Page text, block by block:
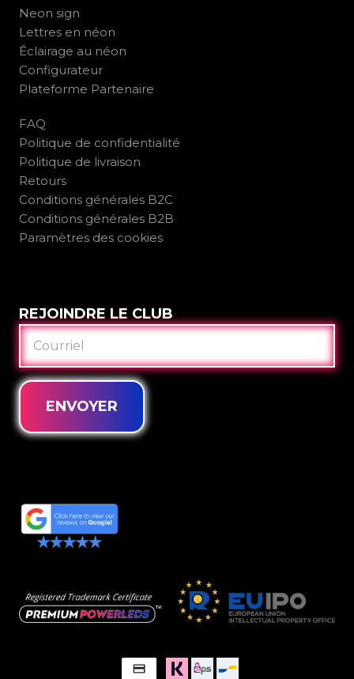
Neon sign
Lettres en néon
Éclairage au néon
Configurateur
Plateforme Partenaire
FAQ
Politique de confidentialité
Politique de livraison
Retours
Conditions générales B2C
Conditions générales B2B
Paramètres des cookies
REJOINDRE LE CLUB
COURRIEL
ENVOYER